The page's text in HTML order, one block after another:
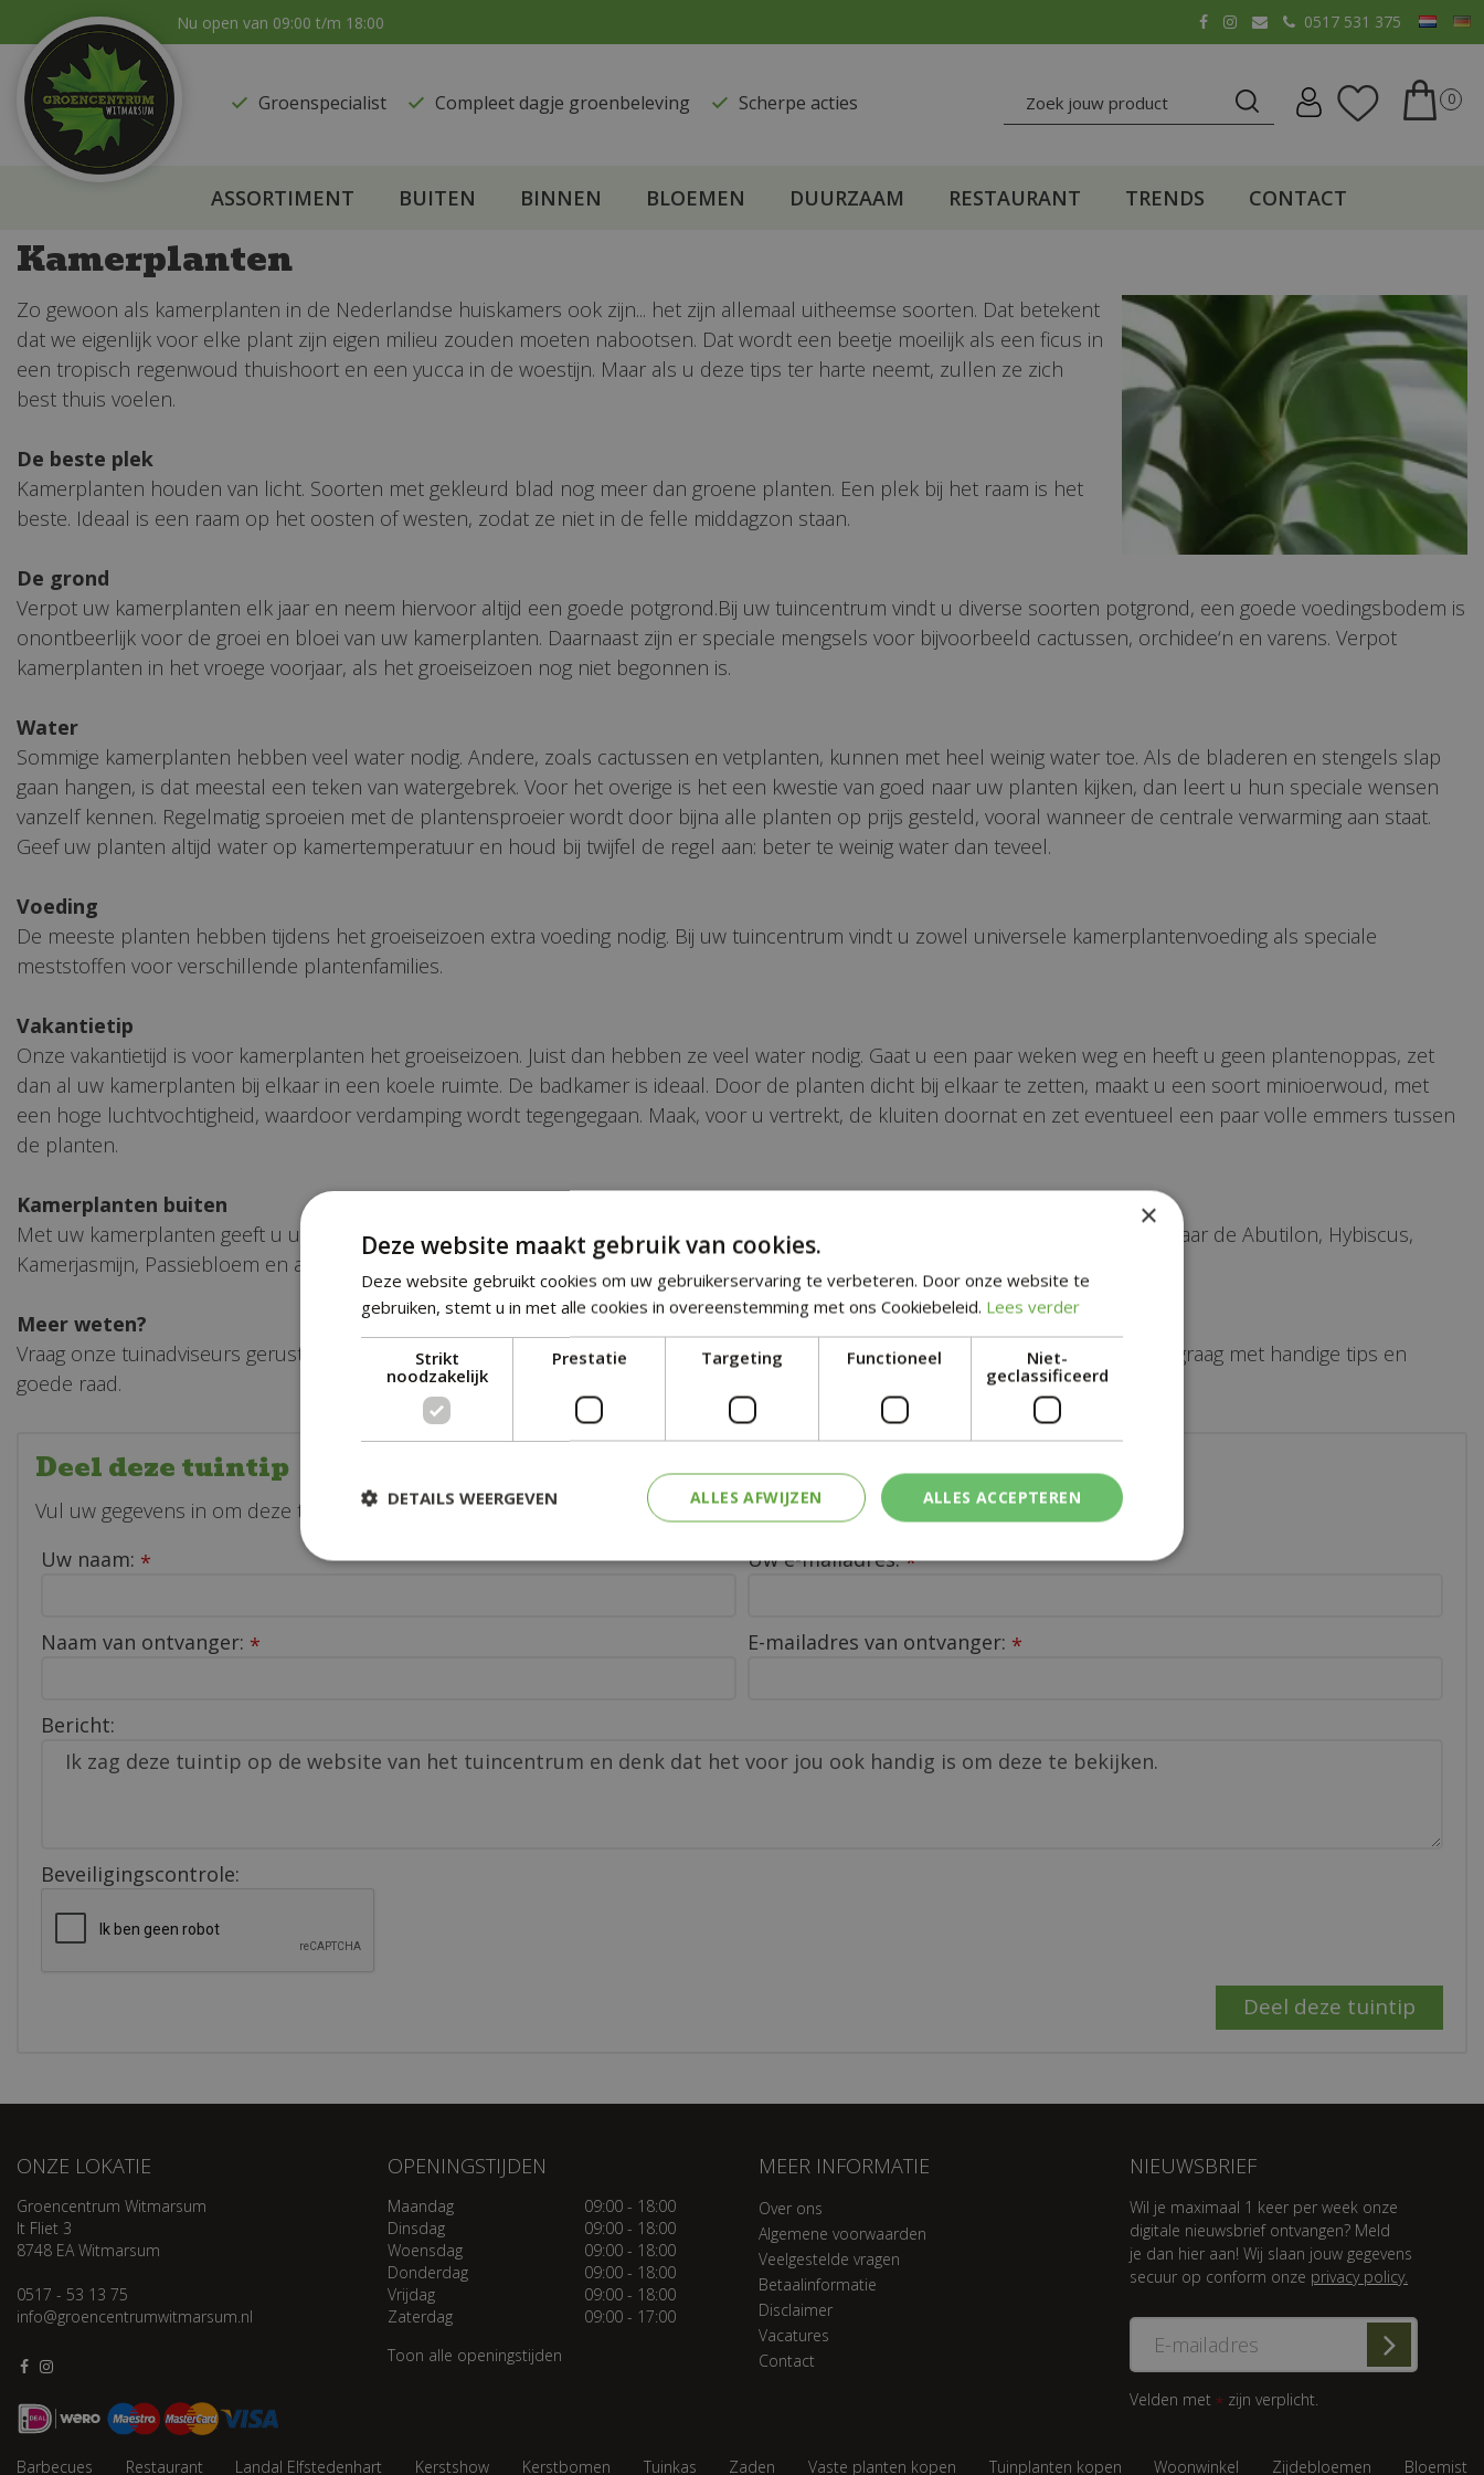
naar
content
Nu open van 09:00 t/m 18:00 0517 531 375
Groenspecialist ​Compleet dagje groenbeleving ​Scherpe acties
ASSORTIMENT BUITEN BINNEN BLOEMEN DUURZAAM RESTAURANT TRENDS CONTACT
Kamerplanten
Zo gewoon als kamerplanten in de Nederlandse huiskamers ook zijn... het zijn allemaal uitheemse soorten. Dat betekent
dat we eigenlijk voor elke plant zijn eigen milieu zouden moeten nabootsen. Dat wordt een beetje moeilijk als een ficus in
een tropisch regenwoud thuishoort en een yucca in de woestijn. Maar als u deze tips ter harte neemt, zullen ze zich
best thuis voelen.
De beste plek
Kamerplanten houden van licht. Soorten met gekleurd blad nog meer dan groene planten. Een plek bij het raam is het
beste. Ideaal is een raam op het oosten of westen, zodat ze niet in de felle middagzon staan.
De grond
Verpot uw kamerplanten elk jaar en neem hiervoor altijd een goede potgrond.Bij uw tuincentrum vindt u diverse soorten potgrond, een goede voedingsbodem is
onontbeerlijk voor de groei en bloei van uw kamerplanten. Daarnaast zijn er speciale mengsels voor bijvoorbeeld cactussen, orchidee‘n en varens. Verpot
kamerplanten in het vroege voorjaar, als het groeiseizoen nog niet begonnen is.
Water
Sommige kamerplanten hebben veel water nodig. Andere, zoals cactussen en vetplanten, kunnen met heel weinig water toe. Als de bladeren en stengels slap
gaan hangen, is dat meestal een teken van watergebrek. Voor het overige is het een kwestie van goed naar uw planten kijken, dan leert u hun speciale wensen
vanzelf kennen. Regelmatig sproeien met de plantensproeier wordt door bijna alle planten op prijs gesteld, vooral wanneer de centrale verwarming aan staat.
Geef uw planten altijd water op kamertemperatuur en houd bij twijfel de regel aan: beter te weinig water dan teveel.
Voeding
De meeste planten hebben tijdens het groeiseizoen extra voeding nodig. Bij uw tuincentrum vindt u zowel universele kamerplantenvoeding als speciale
meststoffen voor verschillende plantenfamilies.
Vakantietip
Onze vakantietijd is voor kamerplanten het groeiseizoen. Juist dan hebben ze veel water nodig. Gaat u een paar weken weg en heeft u geen plantenoppas, zet
dan al uw kamerplanten bij elkaar in een koele ruimte. De badkamer is ideaal. Door de planten dicht bij elkaar te zetten, maakt u een soort minioerwoud, met
een hoge luchtvochtigheid, waardoor verdamping wordt tegengegaan. Maak, voor u vertrekt, de kluiten doornat en zet eventueel een paar volle emmers tussen
de planten.
Kamerplanten buiten
Met uw kamerplanten geeft u uw terras of balkon in de zomer een exotisch tintje. Niet alle kamerplanten zijn hiervoor geschikt, maar de Abutilon, Hybiscus,
Kamerjasmijn, Passiebloem en alle vetplanten voelen zich uitstekend thuis op een beschut plekje in de tuin of op het terras.
Meer weten?
Vraag onze tuinadviseurs gerust alles wat u nog meer over de keuze en de verzorging van kamerplanten wilt weten. Ze helpen u graag met handige tips en
goede raad.
Deel deze tuintip
Vul uw gegevens in om deze tuintip te delen met een vriend.
Uw naam: * Uw e-mailadres:*
Naam van ontvanger: * E-mailadres van ontvanger: *
Bericht:
Beveiligingscontrole:
ONZE LOKATIE
Groencentrum Witmarsum
It Fliet 3
8748 EA Witmarsum
0517 - 53 13 75
info@groencentrumwitmarsum.nl
OPENINGSTIJDEN
Maandag
09:00 - 18:00
Dinsdag
09:00 - 18:00
Woensdag
09:00 - 18:00
Donderdag
09:00 - 18:00
Vrijdag
09:00 - 18:00
Zaterdag
09:00 - 17:00
Toon alle openingstijden
MEER INFORMATIE
Over ons
Algemene voorwaarden
Veelgestelde vragen
Betaalinformatie
Disclaimer
Vacatures
Contact
NIEUWSBRIEF
Wil je maximaal 1 keer per week onze
digitale nieuwsbrief ontvangen? Meld
je dan hier aan! Wij slaan jouw gegevens
secuur op conform onze privacy policy.
Velden met * zijn verplicht.
Barbecues Restaurant Landal Elfstedenhart Kerstshow Kerstbomen Tuinkas Zaden Vaste planten kopen Tuinplanten kopen Woonwinkel Zijdebloemen Bloemist
×
Deze website maakt gebruik van cookies.
Deze website gebruikt cookies om uw gebruikerservaring te verbeteren. Door onze website te
gebruiken, stemt u in met alle cookies in overeenstemming met ons Cookiebeleid. Lees verder
Strikt
noodzakelijk
Prestatie Targeting Functioneel
Niet-
geclassificeerd
ALLES ACCEPTEREN
ALLES AFWIJZEN
DETAILS WEERGEVEN